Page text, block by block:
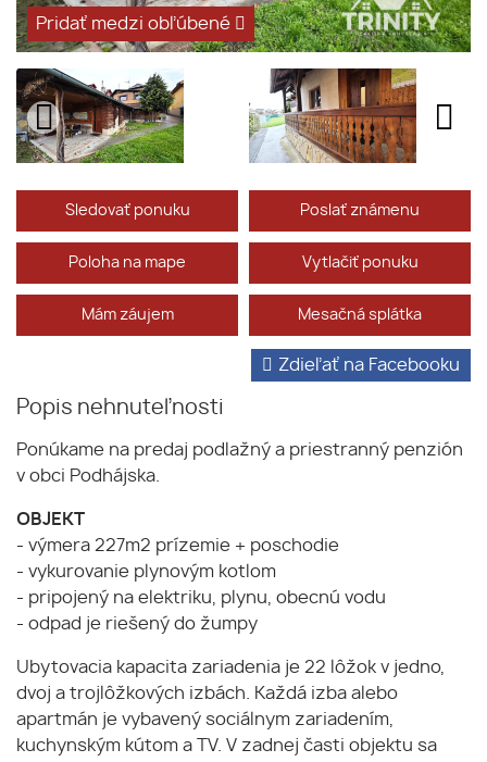
Pridať medzi obľúbené
Sledovať ponuku Poslať známenu
Poloha na mape Vytlačiť ponuku
Mám záujem Mesačná splátka
Popis nehnuteľnosti
Zdieľať na Facebooku
Ponúkame na predaj podlažný a priestranný penzión
v obci Podhájska.
OBJEKT
- výmera 227m2 prízemie + poschodie
- vykurovanie plynovým kotlom
- pripojený na elektriku, plynu, obecnú vodu
- odpad je riešený do žumpy
Ubytovacia kapacita zariadenia je 22 lôžok v jedno,
dvoj a trojlôžkových izbách. Každá izba alebo
apartmán je vybavený sociálnym zariadením,
kuchynským kútom a TV. V zadnej časti objektu sa